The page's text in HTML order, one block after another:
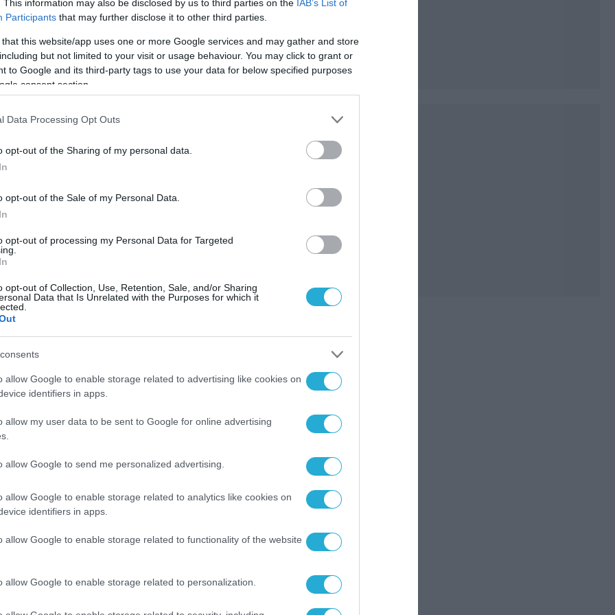
This information may also be disclosed by us to third parties on the IAB’s List of
Participants that may further disclose it to other third parties.
that this website/app uses one or more Google services and may gather and store
but not limited to your visit or usage behaviour. You may click to grant or
to Google and its third-party tags to use your data for below specified purposes
consent section.
Data Processing Opt Outs
opt-out of the Sharing of my personal data.
opt-out of the Sale of my Personal Data.
opt-out of processing my Personal Data for Targeted
opt-out of Collection, Use, Retention, Sale, and/or Sharing
Data that Is Unrelated with the Purposes for which it
allow Google to enable storage related to advertising like cookies on
identifiers in apps.
allow my user data to be sent to Google for online advertising
allow Google to send me personalized advertising.
allow Google to enable storage related to analytics like cookies on
identifiers in apps.
allow Google to enable storage related to functionality of the website
allow Google to enable storage related to personalization.
| 21:03
ανάσα πριν την έξοδο από τον ΣΥΡΙΖΑ και ο
φαίνεται πλέον πως δεν είναι το εάν θα αποχωρήσει,
| 20:02
ΑΝΤ1 η Σία Κοσιώνη: Νέα συνεργασία για
δημοσιογράφο μετά την αποχώρησή της
τον ΣΚΑΪ
| 20:02
63 μέλη της Κεντρικής
του ΣΥΡΙΖΑ
για διχασμό